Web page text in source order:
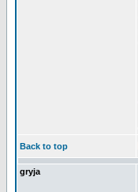
Back to top
gryja